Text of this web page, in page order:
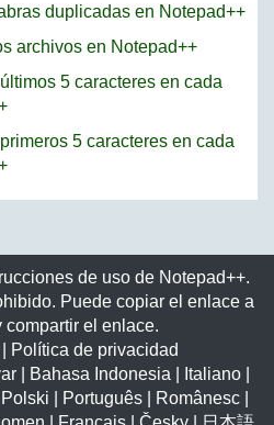
duplicadas en Notepad++
archivos en Notepad++
5 caracteres en cada
5 caracteres en cada
de uso de Notepad++.
Puede copiar el enlace a
compartir el enlace.
Política de privacidad
| Bahasa Indonesia Italiano|
Polski Português| Românesc|